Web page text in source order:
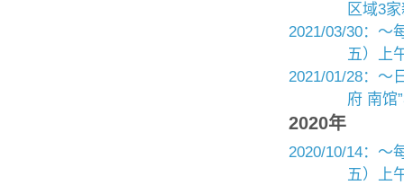
区域3
2021/03/30：～
五）上
2021/01/28：～
府 南馆
2020年
2020/10/14：～
五）上